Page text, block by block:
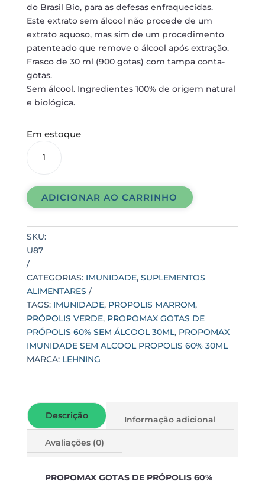
do Brasil Bio, para as defesas enfraquecidas.
Este extrato sem álcool não procede de um
extrato aquoso, mas sim de um procedimento
patenteado que remove o álcool após extração.
Frasco de 30 ml (900 gotas) com tampa conta-
gotas.
Sem álcool. Ingredientes 100% de origem natural
e biológica.
Em estoque
GOTAS
PRÓPOLIS
SEM
30ML
quantidade
ADICIONAR AO CARRINHO
SKU:
U87
CATEGORIAS: IMUNIDADE, SUPLEMENTOS
ALIMENTARES
TAGS: IMUNIDADE, PROPOLIS MARROM,
PRÓPOLIS VERDE, PROPOMAX GOTAS DE
PRÓPOLIS 60% SEM ÁLCOOL 30ML, PROPOMAX
IMUNIDADE SEM ALCOOL PROPOLIS 60% 30ML
MARCA: LEHNING
Descrição Informação adicional
Avaliações (0)
PROPOMAX GOTAS DE PRÓPOLIS 60%